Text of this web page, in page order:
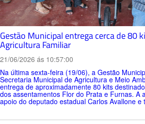
Gestão Municipal entrega cerca de 80
Agricultura Familiar
21/06/2026 ás 10:57:00
Na última sexta-feira (19/06), a Gestão
Secretaria Municipal de Agricultura e Meio
entrega de aproximadamente 80 kits
dos assentamentos Flor do Prata e Furnas. A
apoio do deputado estadual Carlos Avallone e